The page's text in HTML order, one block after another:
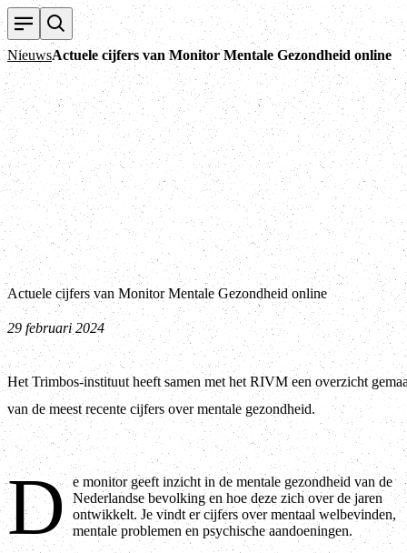
NieuwsActuele cijfers van Monitor Mentale Gezondheid online
Actuele cijfers van Monitor Mentale Gezondheid online
29 februari 2024
Het Trimbos-instituut heeft samen met het RIVM een overzicht
van de meest recente cijfers over mentale gezondheid.
D e monitor geeft inzicht in de mentale gezondheid van de
Nederlandse bevolking en hoe deze zich over de jaren
ontwikkelt. Je vindt er cijfers over mentaal welbevinden,
mentale problemen en psychische aandoeningen.